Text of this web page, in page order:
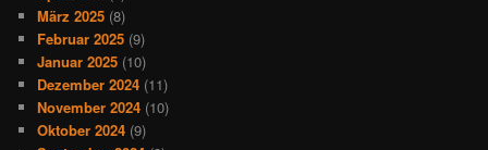
März 2025 (8)
Februar 2025 (9)
Januar 2025 (10)
Dezember 2024 (11)
November 2024 (10)
Oktober 2024 (9)